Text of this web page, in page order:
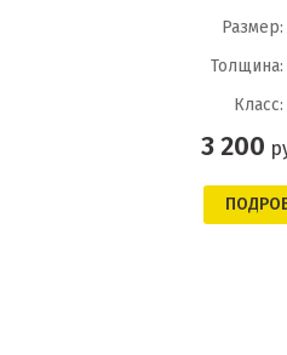
Размер:
Толщина:
Класс:
3 200